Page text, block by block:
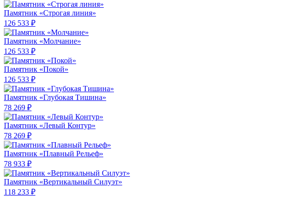
Памятник «Строгая линия»
126 533 ₽
Памятник «Молчание»
126 533 ₽
Памятник «Покой»
126 533 ₽
Памятник «Глубокая Тишина»
78 269 ₽
Памятник «Левый Контур»
78 269 ₽
Памятник «Плавный Рельеф»
78 933 ₽
Памятник «Вертикальный Силуэт»
118 233 ₽